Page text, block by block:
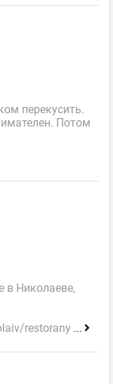
перекусить.
Потом
в Николаеве,
restorany ...